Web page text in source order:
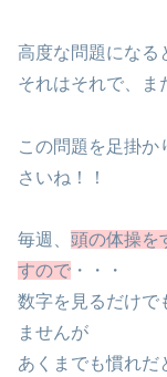
高度な問題になる
それはそれで、ま
この問題を足掛か
さいね！！
毎週、 頭の体操を
すので ・・・
数字を見るだけで
ませんが
あくまでも慣れだ